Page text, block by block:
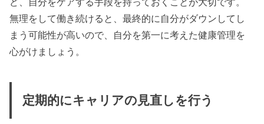
無理をして働き続けると、最終的に自分がダウンしてし
まう可能性が高いので、自分を第一に考えた健康管理を
心がけましょう。
定期的にキャリアの見直しを行う